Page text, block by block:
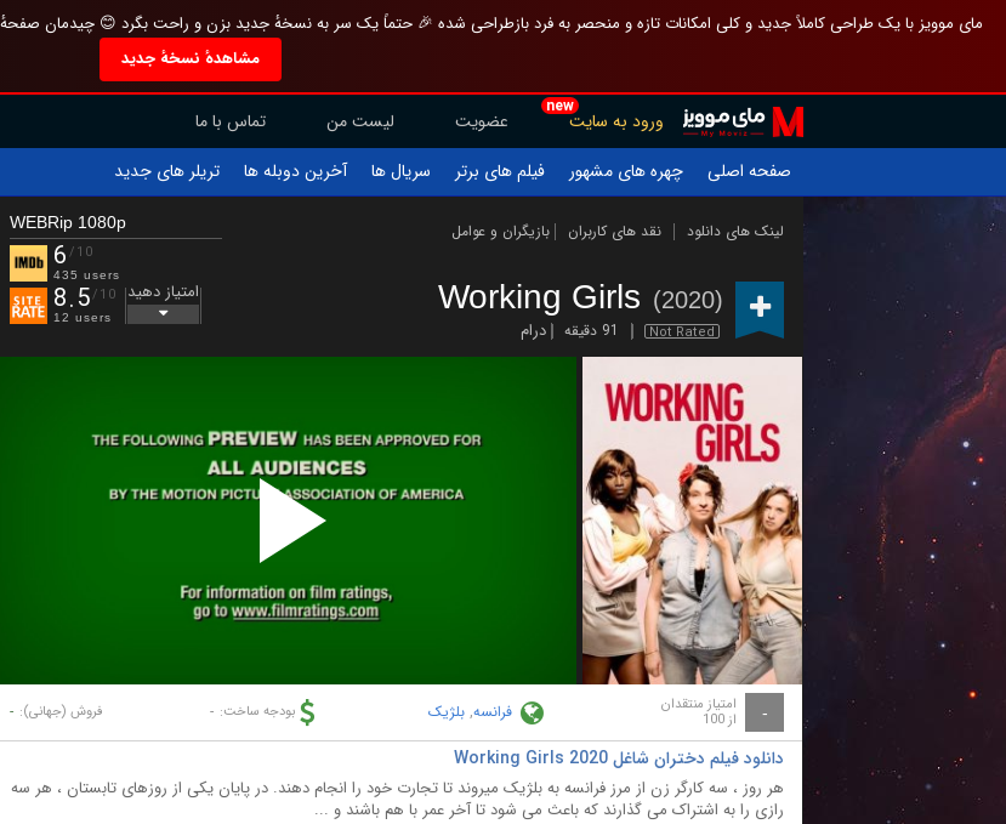
مای موویز با یک طراحی کاملاً جدید و کلی امکانات تازه و منحصر به فرد بازطراحی شده 🎉 حتماً یک سر به نسخهٔ جدید بزن و راحت بگرد 😊 چیدمان
مشاهدهٔ نسخهٔ جدید
new
ورود به سایت عضویت لیست من
تماس با ما
صفحه اصلی
چهره های مشهور فیلم های برتر سریال ها آخرین دوبله ها تریلر های جدید
لینک های دانلود نقد های کاربران بازیگران و عوامل
Working Girls (2020)
Not Rated 91 دقیقه درام
WEBRip 1080p
6 /10
435 users
8.5/10
12 users
امتیاز دهید
Play
Video
- امتیاز منتقدان
از 100 فرانسه, بلژیک بودجه ساخت: - فروش (جهانی): -
دانلود فیلم دختران شاغل Working Girls 2020
هر روز ، سه کارگر زن از مرز فرانسه به بلژیک میروند تا تجارت خود را انجام دهند. در پایان یکی از روزهای تابستان ، هر سه
رازی را به اشتراک می گذارند که باعث می شود تا آخر عمر با هم باشند و ...